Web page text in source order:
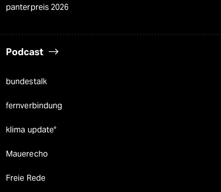
panterpreis 2026
Podcast
bundestalk
fernverbindung
klima update°
Mauerecho
Freie Rede